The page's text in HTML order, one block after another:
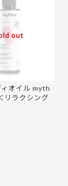
out
オイル myth
リラクシング